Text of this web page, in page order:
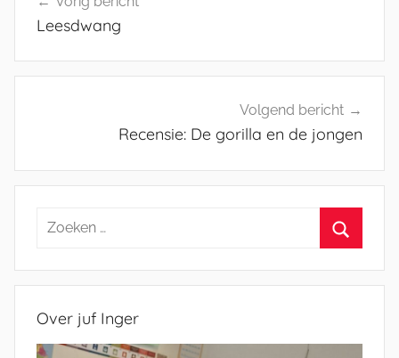
navigatie
Leesdwang
Volgend bericht
Recensie: De gorilla en de jongen
Zoeken
Over juf Inger